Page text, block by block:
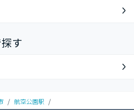
す
/ 航空公園駅 /